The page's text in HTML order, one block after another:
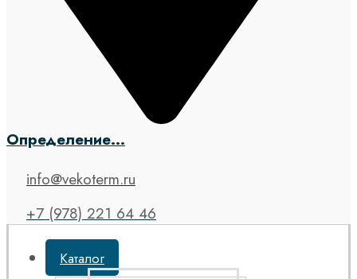
Определение...
info@vekoterm.ru
+7 (978) 221 64 46
Каталог